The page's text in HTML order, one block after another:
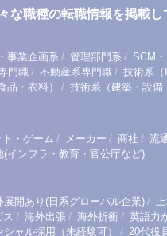
な職種の転職情報を掲載し
事業企画系 / 管理部門系 / SCM
門職 / 不動産系専門職 / 技術系（
品・衣料）
/ 技術系（建築・設備
ト・ゲーム / メーカー / 商社 / 流
(インフラ・教育・官公庁など)
展開あり(日系グローバル企業)/
ス / 海外出張 / 海外折衝 / 英語力
シャル採用（未経験可） / 20代役